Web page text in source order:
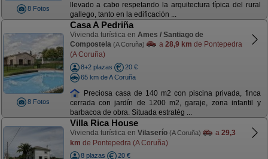
8 Fotos
llevado a cabo respetando la arquitectura típica del rural
gallego, tanto en la edificación ...
8 Fotos
Casa A Pedriña
Vivienda turística en Ames / Santiago de
Compostela (A Coruña) a 28,9 km de Pontepedra
(A Coruña)
8+2 plazas
20 €
65 km de A Coruña
Preciosa casa de 140 m2 con piscina privada, finca
cerrada con jardín de 1200 m2, garaje, zona infantil y
barbacoa de obra. Situada estratég ...
Villa Rica House
Vivienda turística en Vilaserío (A Coruña) a 29,3
km de Pontepedra (A Coruña)
8 plazas 20 €